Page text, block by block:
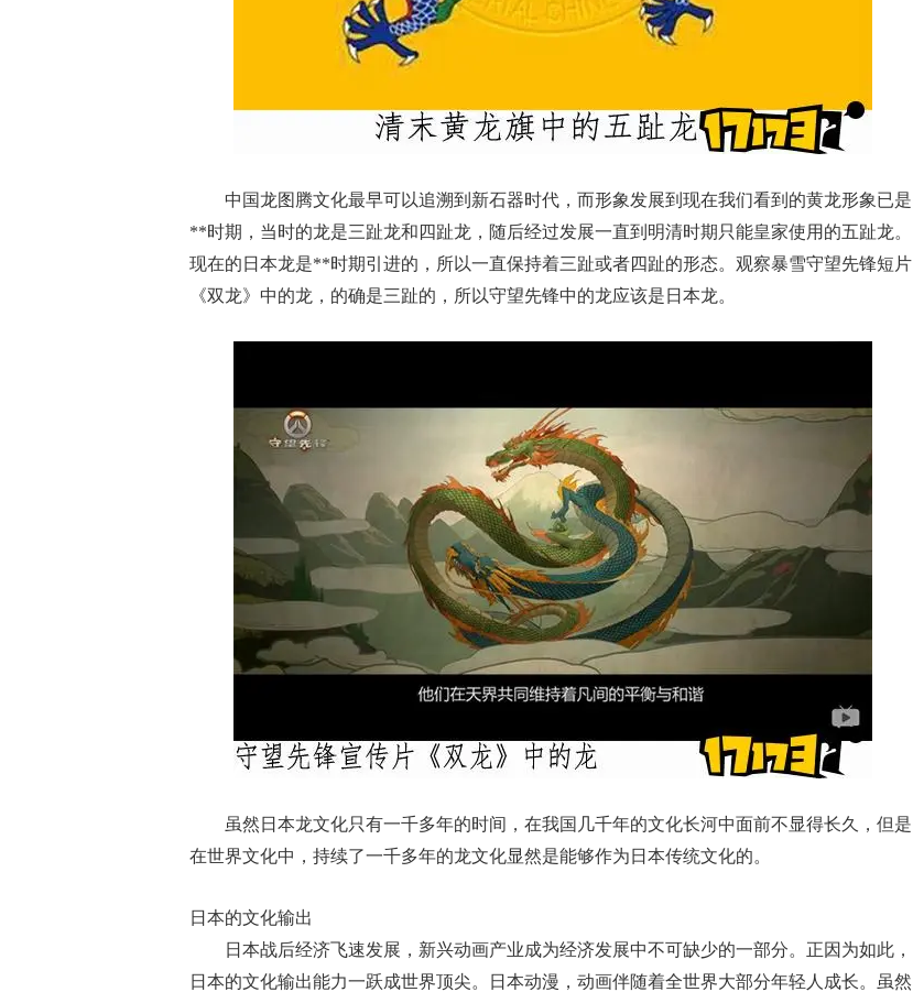
中国龙图腾文化最早可以追溯到新石器时代，而形象发展到现在我们看到的黄龙形象已是
**时期，当时的龙是三趾龙和四趾龙，随后经过发展一直到明清时期只能皇家使用的五趾龙。
现在的日本龙是**时期引进的，所以一直保持着三趾或者四趾的形态。观察暴雪守望先锋短片
《双龙》中的龙，的确是三趾的，所以守望先锋中的龙应该是日本龙。
虽然日本龙文化只有一千多年的时间，在我国几千年的文化长河中面前不显得长久，但是
在世界文化中，持续了一千多年的龙文化显然是能够作为日本传统文化的。
日本的文化输出
日本战后经济飞速发展，新兴动画产业成为经济发展中不可缺少的一部分。正因为如此，
日本的文化输出能力一跃成世界顶尖。日本动漫，动画伴随着全世界大部分年轻人成长。虽然